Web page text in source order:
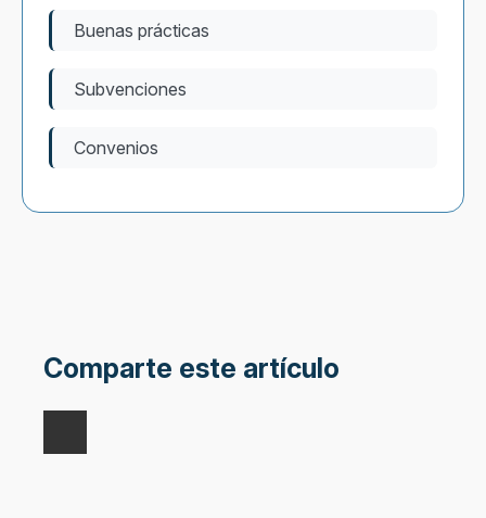
Buenas prácticas
Subvenciones
Convenios
Comparte este artículo